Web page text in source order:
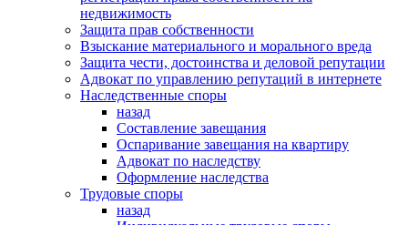
недвижимость
Защита прав собственности
Взыскание материального и морального вреда
Защита чести, достоинства и деловой репутации
Адвокат по управлению репутаций в интернете
Наследственные споры
назад
Составление завещания
Оспаривание завещания на квартиру
Адвокат по наследству
Оформление наследства
Трудовые споры
назад